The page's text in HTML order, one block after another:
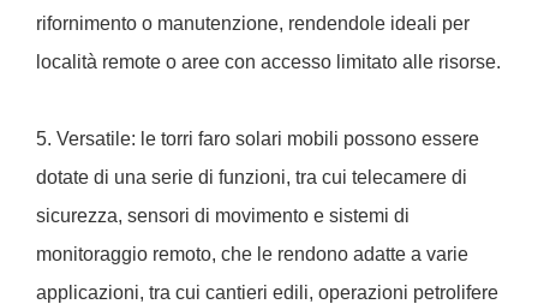
rifornimento o manutenzione, rendendole ideali per
località remote o aree con accesso limitato alle risorse.
5. Versatile: le torri faro solari mobili possono essere
dotate di una serie di funzioni, tra cui telecamere di
sicurezza, sensori di movimento e sistemi di
monitoraggio remoto, che le rendono adatte a varie
applicazioni, tra cui cantieri edili, operazioni petrolifere